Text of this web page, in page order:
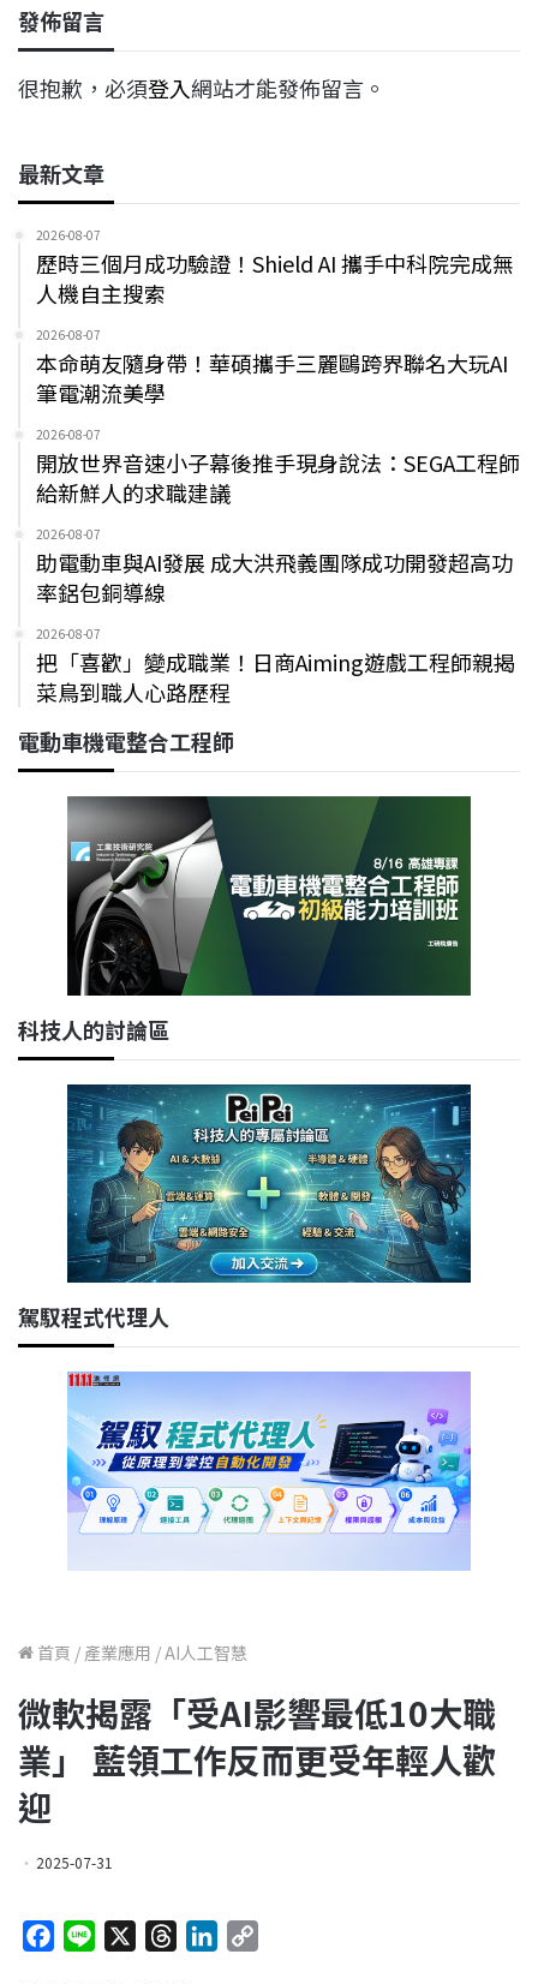
發佈留言
很抱歉，必須登入網站才能發佈留言。
最新文章
2026-08-07
歷時三個月成功驗證！Shield AI 攜手中科院完成無
人機自主搜索
2026-08-07
本命萌友隨身帶！華碩攜手三麗鷗跨界聯名大玩AI
筆電潮流美學
2026-08-07
開放世界音速小子幕後推手現身說法：SEGA工程師
給新鮮人的求職建議
2026-08-07
助電動車與AI發展 成大洪飛義團隊成功開發超高功
率鋁包銅導線
2026-08-07
把「喜歡」變成職業！日商Aiming遊戲工程師親揭
菜鳥到職人心路歷程
電動車機電整合工程師
科技人的討論區
駕馭程式代理人